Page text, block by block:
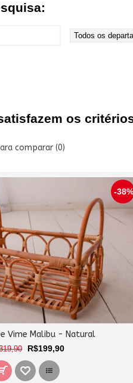
os
comparar (0)
-38%
Vime Malibu - Natural
R$199,90